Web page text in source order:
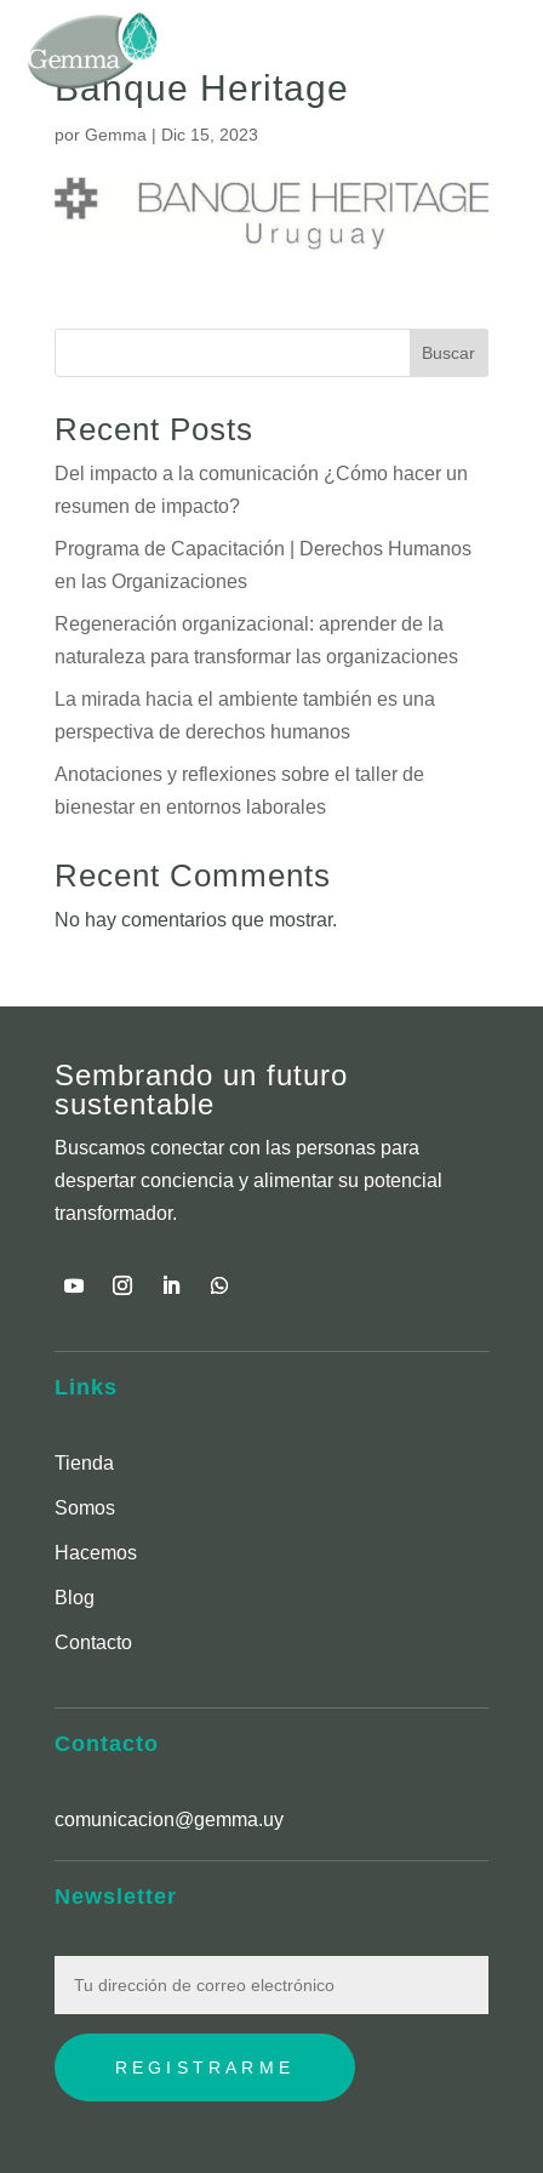
Banque Heritage
por Gemma | Dic 15, 2023
Buscar
Recent Posts
Del impacto a la comunicación ¿Cómo hacer un
resumen de impacto?
Programa de Capacitación | Derechos Humanos
en las Organizaciones
Regeneración organizacional: aprender de la
naturaleza para transformar las organizaciones
La mirada hacia el ambiente también es una
perspectiva de derechos humanos
Anotaciones y reflexiones sobre el taller de
bienestar en entornos laborales
Recent Comments
No hay comentarios que mostrar.
Sembrando un futuro
sustentable
Buscamos conectar con las personas para
despertar conciencia y alimentar su potencial
transformador.
Links
Tienda
Somos
Hacemos
Blog
Contacto
Contacto
comunicacion@gemma.uy
Newsletter